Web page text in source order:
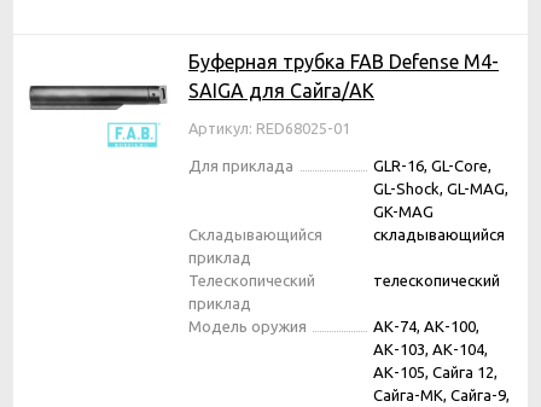
Буферная трубка FAB Defense М4-
SAIGA для Сайга/АК
Артикул: RED68025-01
Для приклада
GLR-16, GL-Core,
GL-Shock, GL-MAG,
GK-MAG
Складывающийся
приклад
складывающийся
Телескопический
приклад
телескопический
Модель оружия
АК-74, АК-100,
АК-103, АК-104,
АК-105, Сайга 12,
Сайга-МК, Сайга-9,